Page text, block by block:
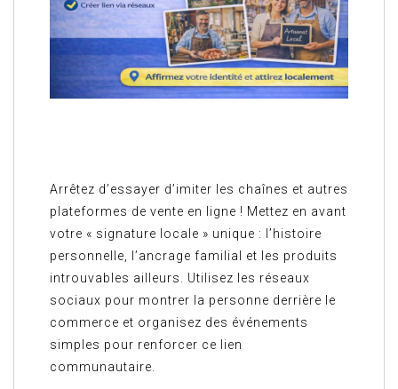
Arrêtez d’essayer d’imiter les chaînes et autres
plateformes de vente en ligne ! Mettez en avant
votre « signature locale » unique : l’histoire
personnelle, l’ancrage familial et les produits
introuvables ailleurs. Utilisez les réseaux
sociaux pour montrer la personne derrière le
commerce et organisez des événements
simples pour renforcer ce lien
communautaire.